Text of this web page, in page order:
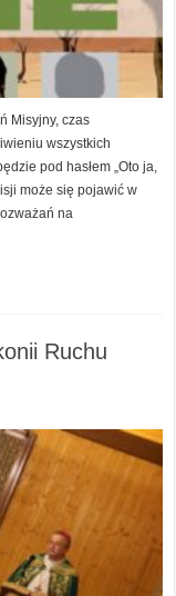
Misyjny, czas
wszystkich
pod hasłem „Oto ja,
może się pojawić w
na
Ruchu